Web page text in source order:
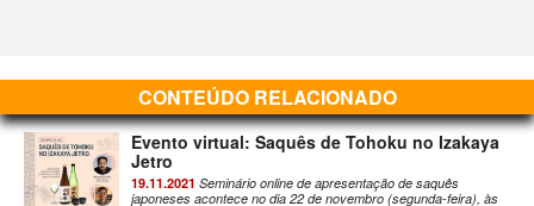
CONTEÚDO RELACIONADO
Evento virtual: Saquês de Tohoku no Izakaya
Jetro
19.11.2021 Seminário online de apresentação de saquês
japoneses acontece no dia 22 de novembro (segunda-feira), às